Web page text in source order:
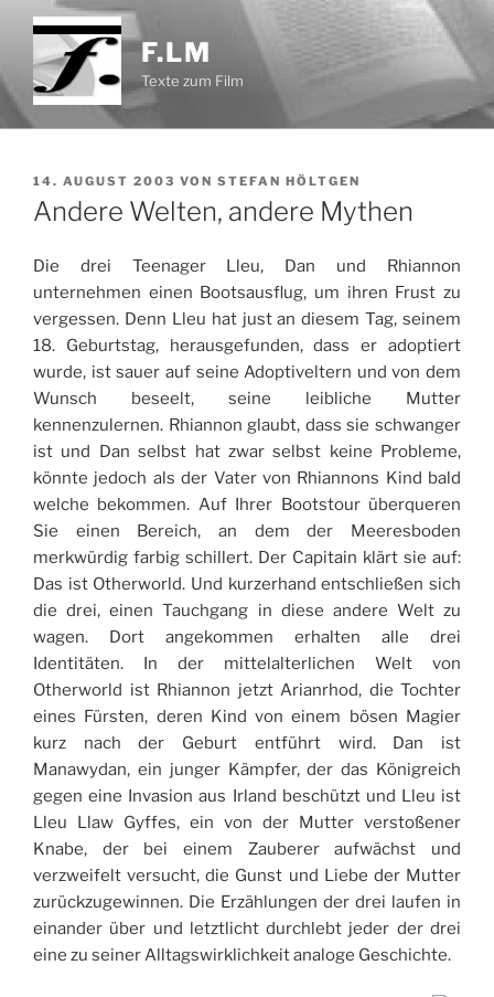
Zum
Inhalt
springen
F.LM
Texte zum Film
VERÖFFENTLICHT
AM
14. AUGUST 2003 VON STEFAN HÖLTGEN
Andere Welten, andere Mythen
Die drei Teenager Lleu, Dan und Rhiannon
unternehmen einen Bootsausflug, um ihren Frust zu
vergessen. Denn Lleu hat just an diesem Tag, seinem
18. Geburtstag, herausgefunden, dass er adoptiert
wurde, ist sauer auf seine Adoptiveltern und von dem
Wunsch beseelt, seine leibliche Mutter
kennenzulernen. Rhiannon glaubt, dass sie schwanger
ist und Dan selbst hat zwar selbst keine Probleme,
könnte jedoch als der Vater von Rhiannons Kind bald
welche bekommen. Auf Ihrer Bootstour überqueren
Sie einen Bereich, an dem der Meeresboden
merkwürdig farbig schillert. Der Capitain klärt sie auf:
Das ist Otherworld. Und kurzerhand entschließen sich
die drei, einen Tauchgang in diese andere Welt zu
wagen. Dort angekommen erhalten alle drei
Identitäten. In der mittelalterlichen Welt von
Otherworld ist Rhiannon jetzt Arianrhod, die Tochter
eines Fürsten, deren Kind von einem bösen Magier
kurz nach der Geburt entführt wird. Dan ist
Manawydan, ein junger Kämpfer, der das Königreich
gegen eine Invasion aus Irland beschützt und Lleu ist
Lleu Llaw Gyffes, ein von der Mutter verstoßener
Knabe, der bei einem Zauberer aufwächst und
verzweifelt versucht, die Gunst und Liebe der Mutter
zurückzugewinnen. Die Erzählungen der drei laufen in
einander über und letztlicht durchlebt jeder der drei
eine zu seiner Alltagswirklichkeit analoge Geschichte.